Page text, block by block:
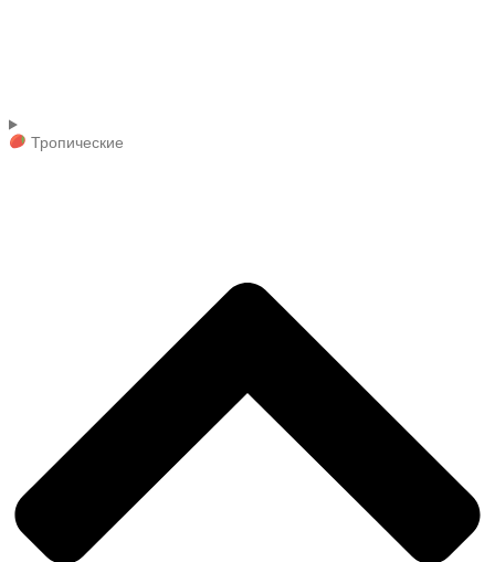
Тропические